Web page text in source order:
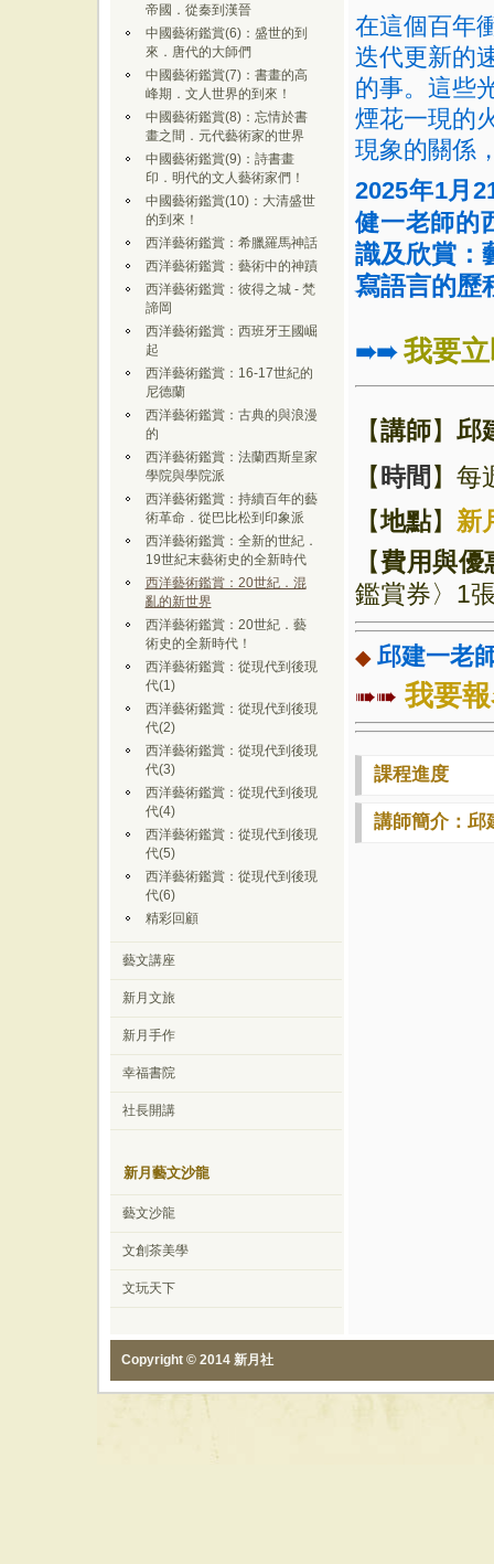
帝國．從秦到漢晉
中國藝術鑑賞(6)：盛世的到
來．唐代的大師們
中國藝術鑑賞(7)：書畫的高
峰期．文人世界的到來！
中國藝術鑑賞(8)：忘情於書
畫之間．元代藝術家的世界
中國藝術鑑賞(9)：詩書畫
印．明代的文人藝術家們！
中國藝術鑑賞(10)：大清盛世
的到來！
西洋藝術鑑賞：希臘羅馬神話
西洋藝術鑑賞：藝術中的神蹟
西洋藝術鑑賞：彼得之城 - 梵
諦岡
西洋藝術鑑賞：西班牙王國崛
起
西洋藝術鑑賞：16-17世紀的
尼德蘭
西洋藝術鑑賞：古典的與浪漫
的
西洋藝術鑑賞：法蘭西斯皇家
學院與學院派
西洋藝術鑑賞：持續百年的藝
術革命．從巴比松到印象派
西洋藝術鑑賞：全新的世紀．
19世紀末藝術史的全新時代
西洋藝術鑑賞：20世紀．混
亂的新世界
西洋藝術鑑賞：20世紀．藝
術史的全新時代！
西洋藝術鑑賞：從現代到後現
代(1)
西洋藝術鑑賞：從現代到後現
代(2)
西洋藝術鑑賞：從現代到後現
代(3)
西洋藝術鑑賞：從現代到後現
代(4)
西洋藝術鑑賞：從現代到後現
代(5)
西洋藝術鑑賞：從現代到後現
代(6)
精彩回顧
藝文講座
新月文旅
新月手作
幸福書院
社長開講
新月藝文沙龍
藝文沙龍
文創茶美學
文玩天下
在這個百年
迭代更新的
的事。這些
煙花一現的
現象的關係
2025年1月
健一老師的
識及欣賞：
寫語言的歷
➠➠ 我要
【講師】 邱
【時間 】每
【地點】 新
【費用與優
鑑賞券〉 1
◆ 邱建一老
➠➠ 我要
課程進度
講師簡介：邱
Copyright © 2014 新月社